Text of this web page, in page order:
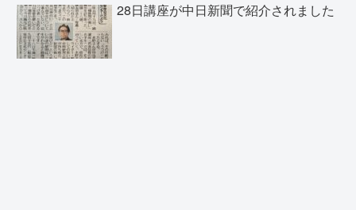
28日講座が中日新聞で紹介されました